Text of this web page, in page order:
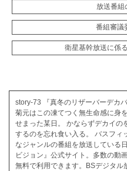
放送番組
番組審議
衛星基幹放送に係
story-73 『真冬のリザーバーデカ
菊元はこの凍てつく無生命感に身
せまった某日。 かならずデカイの
するのを忘れ食い入る。 バスフィ
なジャンルの番組を放送している
ビジョン』公式サイト。多数の動
無料で利用できます。BSデジタ